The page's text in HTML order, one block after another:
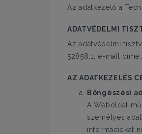
Az adatkezelő a
ADATVÉDELMI
Az adatvédelmi
52858.1, e-mail
AZ ADATKEZELÉS
Böngészési
A Weboldal
személyes
információkat